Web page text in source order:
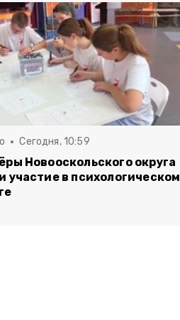
Сегодня, 10:59
Новооскольского округа
участие в психологическом